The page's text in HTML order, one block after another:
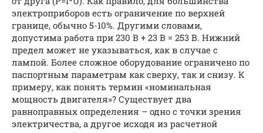
электроприборов есть ограничение по верхней
границе, обычно 5-10%. Другими словами,
допустима работа при 230 В + 23 В = 253 В. Нижний
предел может не указываться, как в случае с
лампой. Более сложное оборудование ограничено по
паспортным параметрам как сверху, так и снизу. К
примеру, как понять термин «номинальная
мощность двигателя»? Существует два
равноправных определения – одно с точки зрения
электричества, а другое исходя из расчетной